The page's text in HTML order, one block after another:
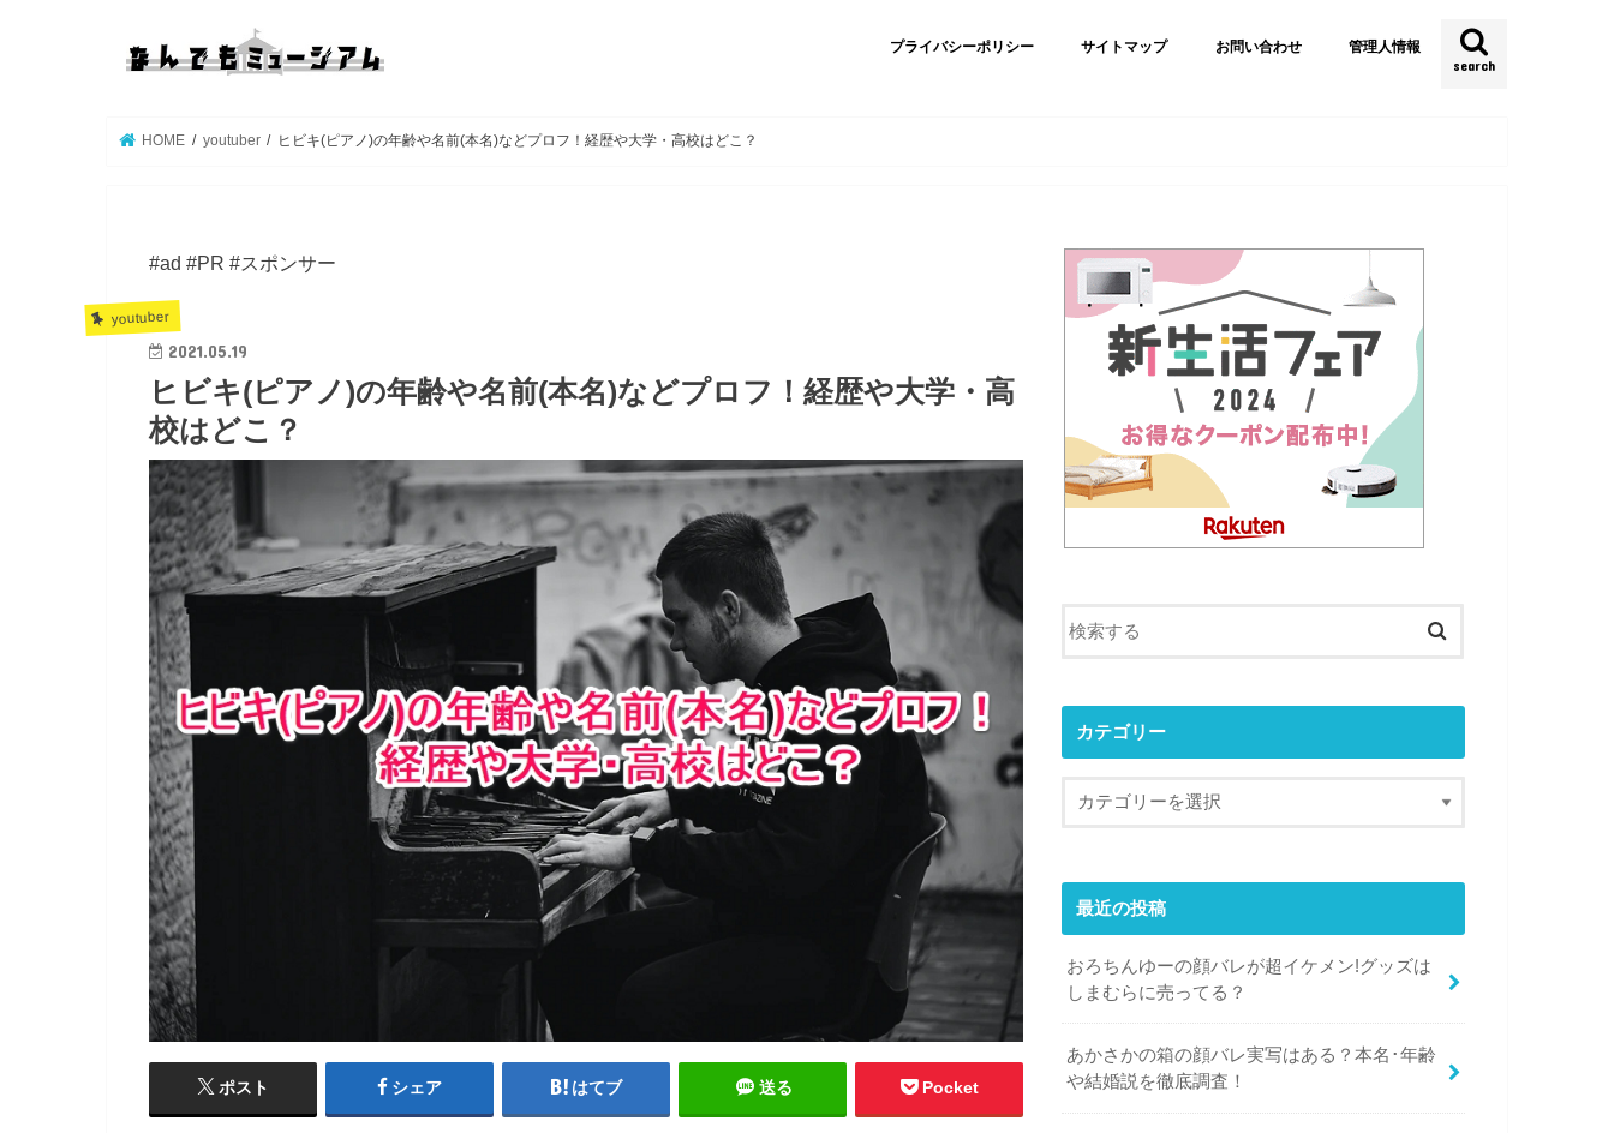
search
プライバシーポリシー サイトマップ お問い合わせ 管理人情報
HOME youtuber ヒビキ(ピアノ)の年齢や名前(本名)などプロフ！経歴や大学・高校はどこ？
#ad #PR #スポンサー
youtuber
2021.05.19
ヒビキ(ピアノ)の年齢や名前(本名)などプロフ！経歴や大学・高
校はどこ？
ポスト シェア はてブ 送る Pocket
カテゴリー
最近の投稿
おろちんゆーの顔バレが超イケメン!グッズは
しまむらに売ってる？
あかさかの箱の顔バレ実写はある？本名･年齢
や結婚説を徹底調査！